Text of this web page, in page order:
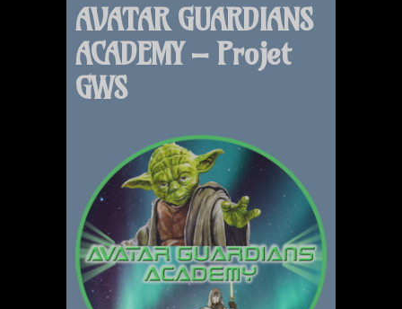
AVATAR GUARDIANS
ACADEMY – Projet
GWS